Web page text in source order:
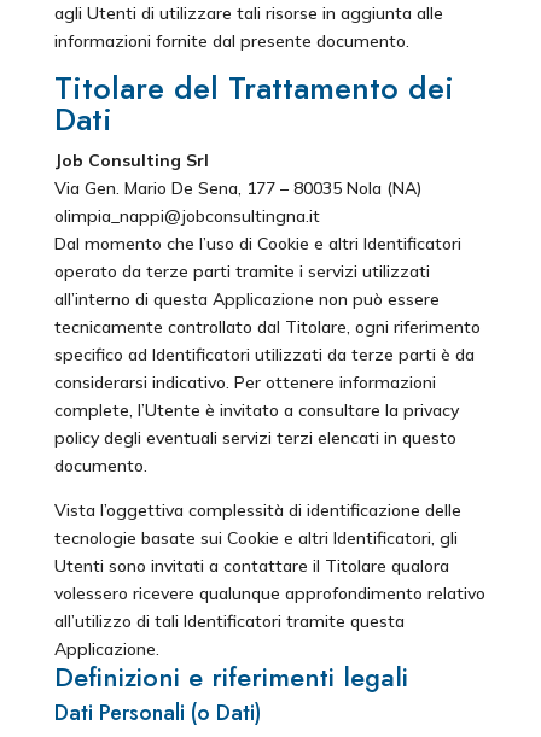
agli Utenti di utilizzare tali risorse in aggiunta alle
informazioni fornite dal presente documento.
Titolare del Trattamento dei
Dati
Job Consulting Srl
Via Gen. Mario De Sena, 177 – 80035 Nola (NA)
olimpia_nappi@jobconsultingna.it
Dal momento che l’uso di Cookie e altri Identificatori
operato da terze parti tramite i servizi utilizzati
all’interno di questa Applicazione non può essere
tecnicamente controllato dal Titolare, ogni riferimento
specifico ad Identificatori utilizzati da terze parti è da
considerarsi indicativo. Per ottenere informazioni
complete, l’Utente è invitato a consultare la privacy
policy degli eventuali servizi terzi elencati in questo
documento.
Vista l’oggettiva complessità di identificazione delle
tecnologie basate sui Cookie e altri Identificatori, gli
Utenti sono invitati a contattare il Titolare qualora
volessero ricevere qualunque approfondimento relativo
all’utilizzo di tali Identificatori tramite questa
Applicazione.
Definizioni e riferimenti legali
Dati Personali (o Dati)